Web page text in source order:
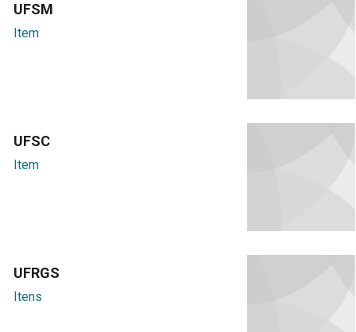
UFSM
Item
UFSC
Item
UFRGS
Itens